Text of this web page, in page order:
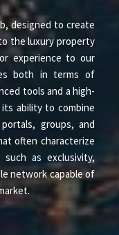
der
Vom
Stränden zieht
an, die auf
und
ZU
Investition,
mit einer Identität
in der
designed to create
the luxury property
experience to our
both in terms of
tools and a high-
ability to combine
groups, and
often characterize
as exclusivity,
network capable of